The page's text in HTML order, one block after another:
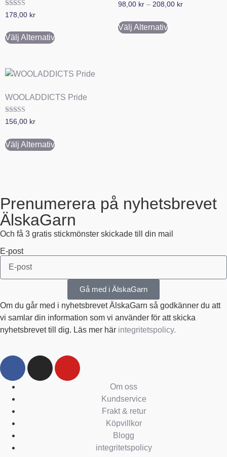
Betygsatt
5.00
178,00 kr
Välj Alternativ
98,00 kr – 208,00 kr
Välj Alternativ
WOOLADDICTS Pride
Betygsatt
156,00 kr
Välj Alternativ
Prenumerera på nyhetsbrevet
ÄlskaGarn
Och få 3 gratis stickmönster skickade till din mail
E-post
Gå med i ÄlskaGarn
Om du går med i nyhetsbrevet ÄlskaGarn så godkänner du att
vi samlar din information som vi använder för att skicka
nyhetsbrevet till dig. Läs mer här integritetspolicy.
Om oss
Kundservice
Frakt & retur
Köpvillkor
Blogg
integritetspolicy